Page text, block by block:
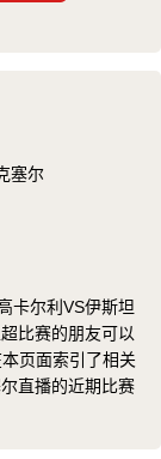
塞尔
卡尔利VS伊斯坦
比赛的朋友可以
页面索引了相关
直播的近期比赛